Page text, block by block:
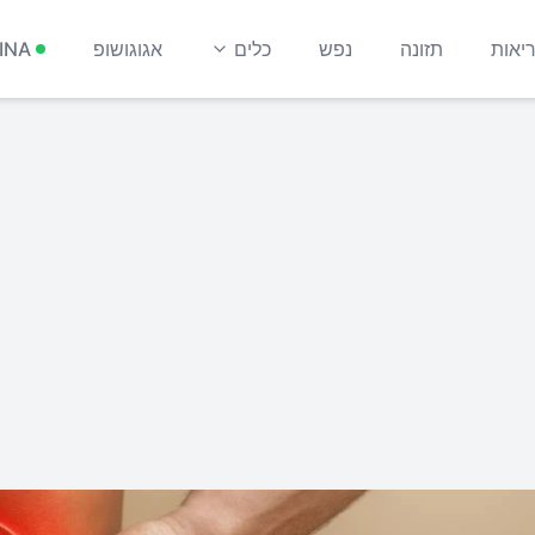
תזונה נפש כלים אגוגושופ